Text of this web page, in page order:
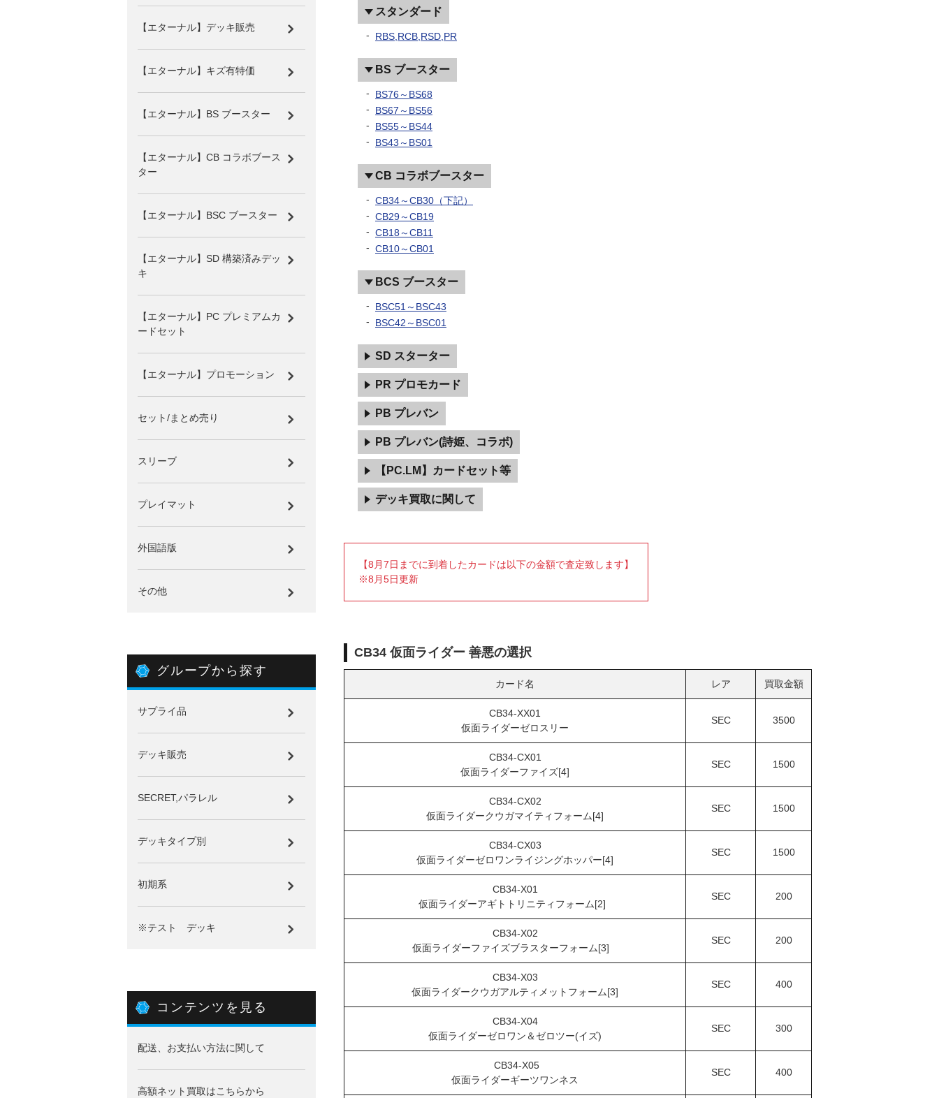
スタンダード
RBS,RCB,RSD,PR
BS ブースター
BS76～BS68
BS67～BS56
BS55～BS44
BS43～BS01
CB コラボブースター
CB34～CB30（下記）
CB29～CB19
CB18～CB11
CB10～CB01
BCS ブースター
BSC51～BSC43
BSC42～BSC01
SD スターター
PR プロモカード
PB プレバン
PB プレバン(詩姫、コラボ)
【PC.LM】カードセット等
デッキ買取に関して
【8月7日までに到着したカードは以下の金額で査定致します】
※8月5日更新
CB34 仮面ライダー 善悪の選択
カード名 レア 買取金額
CB34-XX01
仮面ライダーゼロスリー
SEC 3500
CB34-CX01
仮面ライダーファイズ[4]
SEC 1500
CB34-CX02
仮面ライダークウガマイティフォーム[4]
SEC 1500
CB34-CX03
仮面ライダーゼロワンライジングホッパー[4]
SEC 1500
CB34-X01
仮面ライダーアギトトリニティフォーム[2]
SEC 200
CB34-X02
仮面ライダーファイズブラスターフォーム[3]
SEC 200
CB34-X03
仮面ライダークウガアルティメットフォーム[3]
SEC 400
CB34-X04
仮面ライダーゼロワン＆ゼロツー(イズ)
SEC 300
CB34-X05
仮面ライダーギーツワンネス
SEC 400
【エターナル】デッキ販売
【エターナル】キズ有特価
【エターナル】BS ブースター
【エターナル】CB コラボブース
ター
【エターナル】BSC ブースター
【エターナル】SD 構築済みデッ
キ
【エターナル】PC プレミアムカ
ードセット
【エターナル】プロモーション
セット/まとめ売り
スリーブ
プレイマット
外国語版
その他
グループから探す
サプライ品
デッキ販売
SECRET,パラレル
デッキタイプ別
初期系
※テスト デッキ
コンテンツを見る
配送、お支払い方法に関して
高額ネット買取はこちらから